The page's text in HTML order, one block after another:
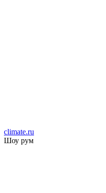
climate.ru
Шоу рум